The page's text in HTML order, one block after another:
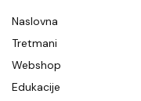
Naslovna
Tretmani
Webshop
Edukacije